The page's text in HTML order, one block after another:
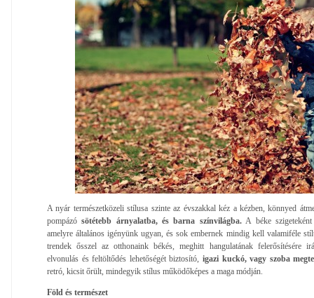
A nyár természetközeli stílusa szinte az évszakkal kéz a kézben, könnyed
pompázósötétebb árnyalatba, és barna színvilágba.A béke szigeteként
amelyre általános igényünk ugyan, és sok embernek mindig kell valamiféle
trendek ősszel az otthonaink békés, meghitt hangulatának felerősítésére
elvonulás és feltöltődés lehetőségét biztosító, igazi kuckó, vagy szoba
retró, kicsit őrült, mindegyik stílus működőképes a maga módján.
Föld és természet